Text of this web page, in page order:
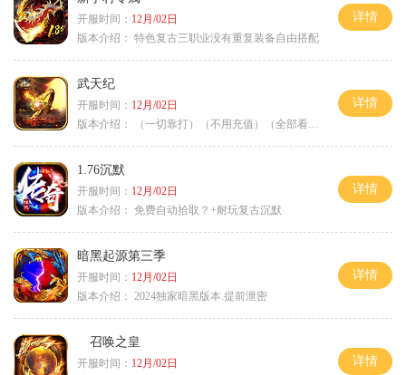
开服时间： 12月/02日
版本介绍： 特色复古三职业没有重复装备自由搭配
详情
武天纪
开服时间： 12月/02日
版本介绍：
（一切靠打）（不用充值）（全部看脸）
详情
1.76沉默
开服时间： 12月/02日
版本介绍： 免费自动拾取？+耐玩复古沉默
详情
暗黑起源第三季
开服时间： 12月/02日
版本介绍： 2024独家暗黑版本.提前泄密
详情
召唤之皇
开服时间： 12月/02日
详情